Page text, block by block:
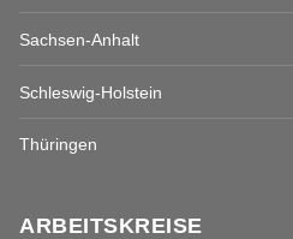
Sachsen-Anhalt
Schleswig-Holstein
Thüringen
ARBEITSKREISE